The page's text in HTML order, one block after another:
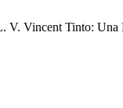
V. Vincent Tinto: